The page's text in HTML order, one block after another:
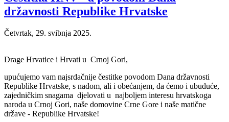
državnosti Republike Hrvatske
Četvrtak, 29. svibnja 2025.
Drage Hrvatice i Hrvati u Crnoj Gori,
upućujemo vam najsrdačnije čestitke povodom Dana državnosti
Republike Hrvatske, s nadom, ali i obećanjem, da ćemo i ubuduće,
zajedničkim snagama djelovati u najboljem interesu hrvatskoga
naroda u Crnoj Gori, naše domovine Crne Gore i naše matične
države - Republike Hrvatske!